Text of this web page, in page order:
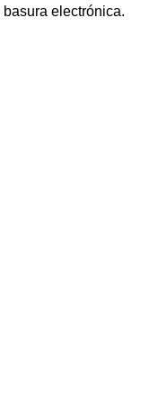
electrónica.